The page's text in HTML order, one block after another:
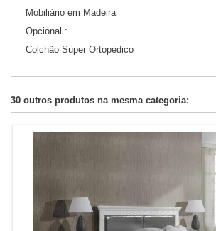
Mobiliário em Madeira
Opcional :
Colchão Super Ortopédico
30 outros produtos na mesma categoria: